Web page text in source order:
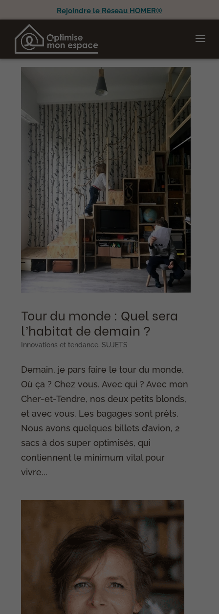
Rejoindre le Réseau HOMER®
Tour du monde : Quel sera
l’habitat de demain ?
Innovations et tendance, SUJETS
Demain, je pars faire le tour du monde.
Où ça ? Chez vous. Avec qui ? Avec mon
Cher-et-Tendre, nos deux petits blonds,
et avec vous. Les bagages sont prêts.
Nous avons quelques billets d’avion, 2
sacs à dos super optimisés, qui
contiennent le minimum vital pour
vivre...